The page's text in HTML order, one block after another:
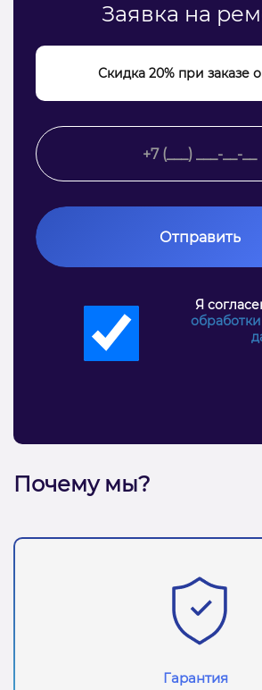
Заявка на
Скидка 20% при заказе
Отправить
Я
Почему мы?
Гарантия